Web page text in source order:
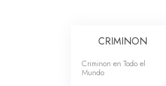
CRIMINON
Criminon en Todo el
Mundo